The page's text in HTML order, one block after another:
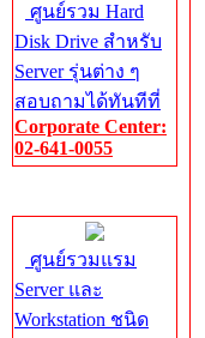
ศูนย์รวม Hard
Disk Drive สำหรับ
Server รุ่นต่าง ๆ
สอบถามได้ทันทีที่
Corporate Center:
02-641-0055
ศูนย์รวมแรม
Server และ
Workstation ชนิด